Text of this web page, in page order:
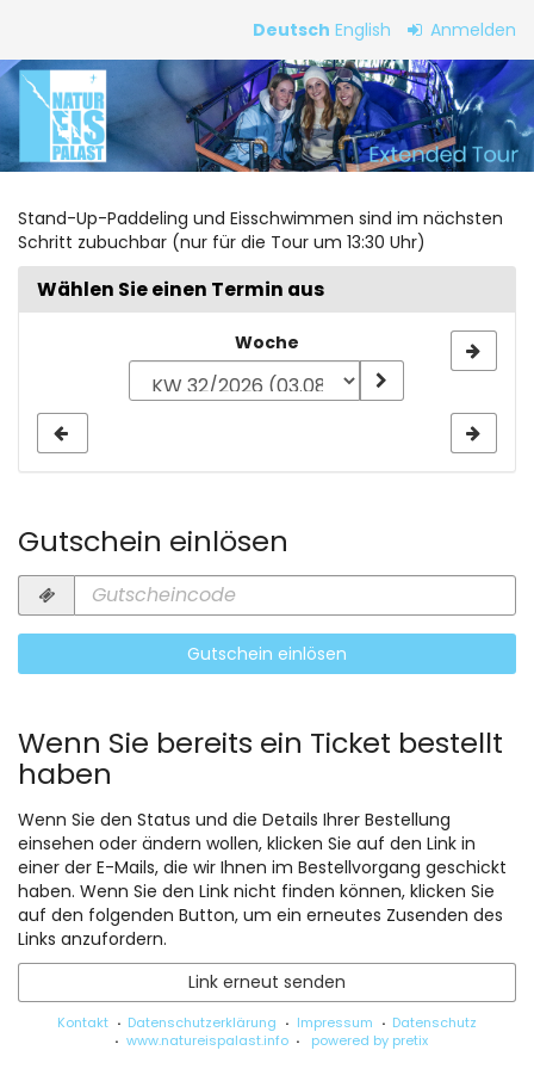
Inhalt
springen
Deutsch English Anmelden
Extended
Tour
Stand-Up-Paddeling und Eisschwimmen sind im nächsten
Schritt zubuchbar (nur für die Tour um 13:30 Uhr)
Wählen Sie einen Termin aus
zur
Woche
Gutschein einlösen
Gutscheincode
erforderlich
Gutschein einlösen
Wenn Sie bereits ein Ticket bestellt
haben
Wenn Sie den Status und die Details Ihrer Bestellung
einsehen oder ändern wollen, klicken Sie auf den Link in
einer der E-Mails, die wir Ihnen im Bestellvorgang geschickt
haben. Wenn Sie den Link nicht finden können, klicken Sie
auf den folgenden Button, um ein erneutes Zusenden des
Links anzufordern.
Link erneut senden
Kontakt Datenschutzerklärung Impressum
Datenschutz
www.natureispalast.info
powered by pretix